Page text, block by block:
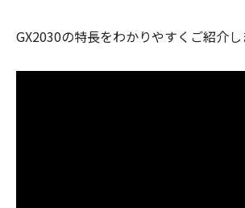
GX2030の特長をわかりやすくご紹介し